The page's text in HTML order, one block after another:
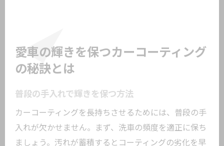
愛車の輝きを保つカーコーティング
の秘訣とは
普段の手入れで輝きを保つ方法
カーコーティングを長持ちさせるためには、普段の手
入れが欠かせません。まず、洗車の頻度を適正に保ち
ましょう。汚れが蓄積するとコーティングの劣化を早